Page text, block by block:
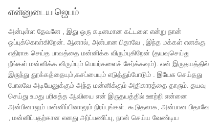
என்னுடைய ஜெபம்
அன்புள்ள தேவனே , இது ஒரு கடினமான கட்டளை என்று நான்
ஒப்புக்கொள்கிறேன். ஆனால், அன்பான பிதாவே , இந்த மக்கள் எனக்கு
எதிராக செய்த பாவத்தை மன்னிக்க விரும்புகிறேன் (தயவுசெய்து
நீங்கள் மன்னிக்க விரும்பும் பெயர்களைச் சேர்க்கவும்). என் இருதயத்தில்
இருந்து தூக்கத்தையும்,கசப்பையும் எடுத்துப்போடும் . இயேசு செய்தது
போலவே அடியேனுக்கும் அந்த மன்னிக்கும் அதிகாரத்தை தாரும். தயவு
செய்து உமது பரிசுத்த ஆவியை என் இருதயத்தில் ஊற்றி என்னை
அன்பினாலும் மன்னிப்பினாலும் நிரப்புங்கள். கூடுதலாக, அன்பான பிதாவே
, மன்னிப்பதற்கான எனது அர்ப்பணிப்பு, நான் செய்ய வேண்டிய